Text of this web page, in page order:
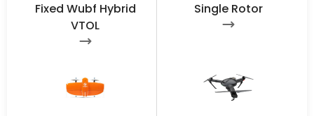
Fixed Wubf Hybrid
VTOL
Single Rotor